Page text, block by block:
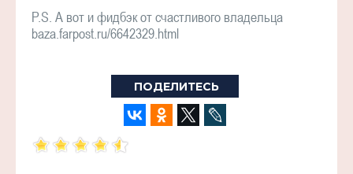
P.S. А вот и фидбэк от счастливого владельца
baza.farpost.ru/6642329.html
ПОДЕЛИТЕСЬ